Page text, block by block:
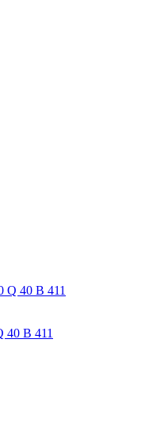
40 B 411